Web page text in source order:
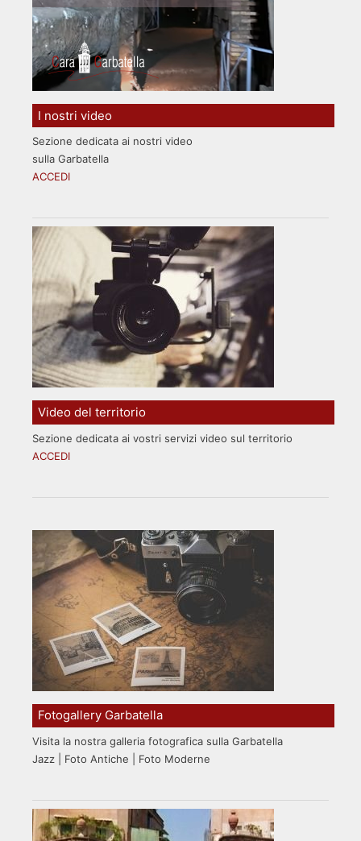
I nostri video
Sezione dedicata ai nostri video
sulla Garbatella
ACCEDI
Video del territorio
Sezione dedicata ai vostri servizi video sul territorio
ACCEDI
Fotogallery Garbatella
Visita la nostra galleria fotografica sulla Garbatella
Jazz | Foto Antiche | Foto Moderne